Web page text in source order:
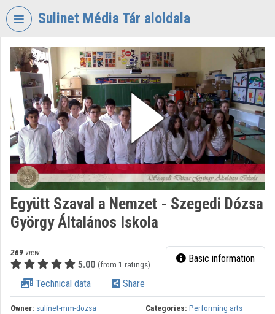
Skip header
Sulinet Média Tár aloldala
VIDEO TORIUM
SULINET
MÉDIA
TÁR
Organization home
Log In
Categories
Contributors
Együtt Szaval a Nemzet - Szegedi Dózsa
György Általános Iskola
269 view
5.00 (from 1 ratings) Basic information
Technical data Share
Owner: sulinet-mm-dozsa Categories: Performing arts